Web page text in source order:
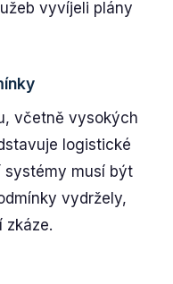
vyvíjeli plány
včetně vysokých
logistické
systémy musí být
vydržely,
zkáze.